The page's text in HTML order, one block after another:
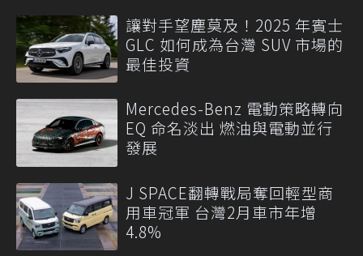
讓對手望塵莫及！2025 年賓士
GLC 如何成為台灣 SUV 市場的
最佳投資
Mercedes-Benz 電動策略轉向
EQ 命名淡出 燃油與電動並行
發展
J SPACE翻轉戰局奪回輕型商
用車冠軍 台灣2月車市年增
4.8%